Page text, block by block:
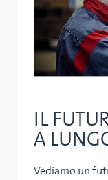
IL
A
Vediamo un